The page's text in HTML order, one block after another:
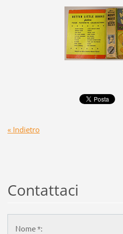
« Indietro
Contattaci
Nome *: